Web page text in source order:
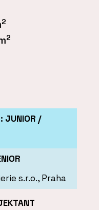
2
2
JUNIOR /
s.r.o., Praha